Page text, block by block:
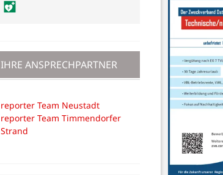
IHRE ANSPRECHPARTNER
reporter Team Neustadt
reporter Team Timmendorfer
Strand